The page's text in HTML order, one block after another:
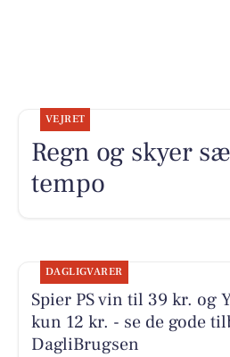
VEJRET
Regn og skyer
tempo
DAGLIGVARER
Spier PS vin til 39 kr. og
kun 12 kr. - se de gode
DagliBrugsen